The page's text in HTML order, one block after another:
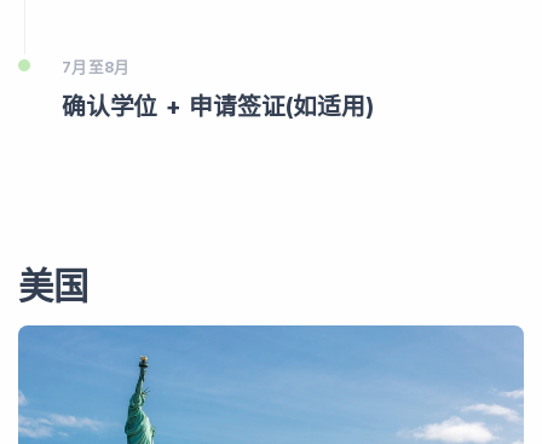
7月至8月
确认学位 + 申请签证(如适用)
美国